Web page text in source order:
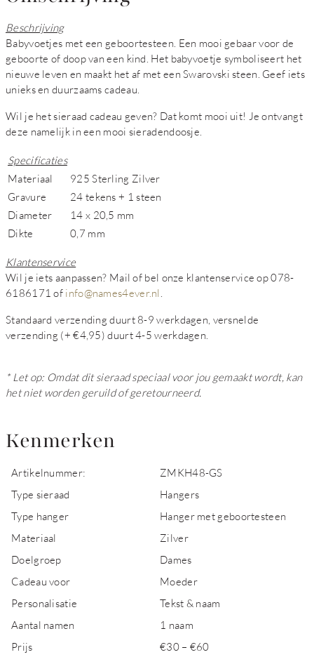
Beschrijving
Babyvoetjes met een geboortesteen. Een mooi gebaar voor de
geboorte of doop van een kind. Het babyvoetje symboliseert het
nieuwe leven en maakt het af met een Swarovski steen. Geef iets
unieks en duurzaams cadeau.
Wil je het sieraad cadeau geven? Dat komt mooi uit! Je ontvangt
deze namelijk in een mooi sieradendoosje.
Specificaties
Materiaal
925 Sterling Zilver
Gravure
24 tekens + 1 steen
Diameter
14 x 20,5 mm
Dikte
0,7 mm
Klantenservice
Wil je iets aanpassen? Mail of bel onze klantenservice op 078-
6186171 of info@names4ever.nl
Standaard verzending duurt 8-9 werkdagen, versnelde
verzending (+ €4,95) duurt 4-5 werkdagen.
* Let op: Omdat dit sieraad speciaal voor jou gemaakt wordt, kan
het niet worden geruild of geretourneerd.
Kenmerken
Artikelnummer:
ZMKH48-GS
Type sieraad
Hangers
Type hanger
Hanger met geboortesteen
Materiaal
Zilver
Doelgroep
Dames
Cadeau voor
Moeder
Personalisatie
Tekst & naam
Aantal namen
1 naam
Prijs
€30 – €60